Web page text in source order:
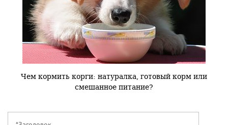
Чем кормить корги: натуралка, готовый корм или
смешанное питание?